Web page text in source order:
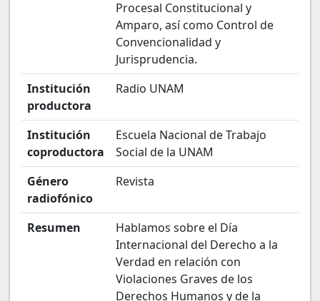
Procesal Constitucional y
Amparo, así como Control de
Convencionalidad y
Jurisprudencia.
Institución
productora
Radio UNAM
Institución
coproductora
Escuela Nacional de Trabajo
Social de la UNAM
Género
radiofónico
Revista
Resumen
Hablamos sobre el Día
Internacional del Derecho a la
Verdad en relación con
Violaciones Graves de los
Derechos Humanos y de la